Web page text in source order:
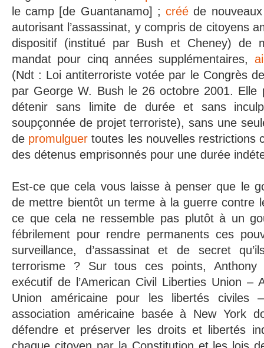
le camp [de Guantanamo] ;créé de
autorisant l’assassinat, y compris de citoyens
dispositif (institué par Bush et Cheney) de
mandat pour cinq années supplémentaires,
(Ndt : Loi antiterroriste votée par le Congrès
par George W. Bush le 26 octobre 2001. Elle
détenir sans limite de durée et sans
soupçonnée de projet terroriste), sans une
de promulguer toutes les nouvelles restrictions
des détenus emprisonnés pour une durée
Est-ce que cela vous laisse à penser que le
de mettre bientôt un terme à la guerre contre
ce que cela ne ressemble pas plutôt à un
fébrilement pour rendre permanents ces
surveillance, d’assassinat et de secret
terrorisme ? Sur tous ces points, Anthony
exécutif de l’American Civil Liberties Union –
Union américaine pour les libertés civiles
association américaine basée à New York
défendre et préserver les droits et libertés